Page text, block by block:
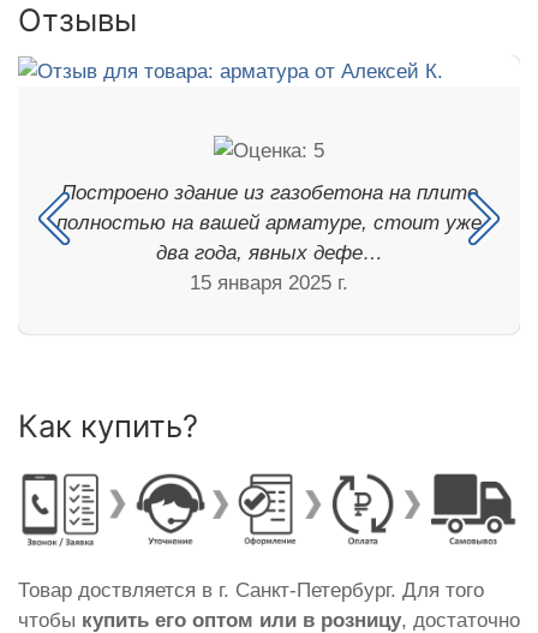
Отзывы
Построено здание из газобетона на плите
полностью на вашей арматуре, стоит уже
два года, явных дефе…
15 января 2025 г.
Как купить?
Товар доствляется в г. Санкт-Петербург. Для того
чтобы купить его оптом или в розницу, достаточно